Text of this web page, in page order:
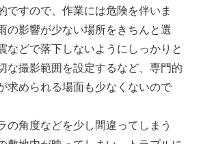
ですので、作業には危険を伴いま
の影響が少ない場所をきちんと選
などで落下しないようにしっかりと
な撮影範囲を設定するなど、専門的
求められる場面も少なくないので
の角度などを少し間違ってしまう